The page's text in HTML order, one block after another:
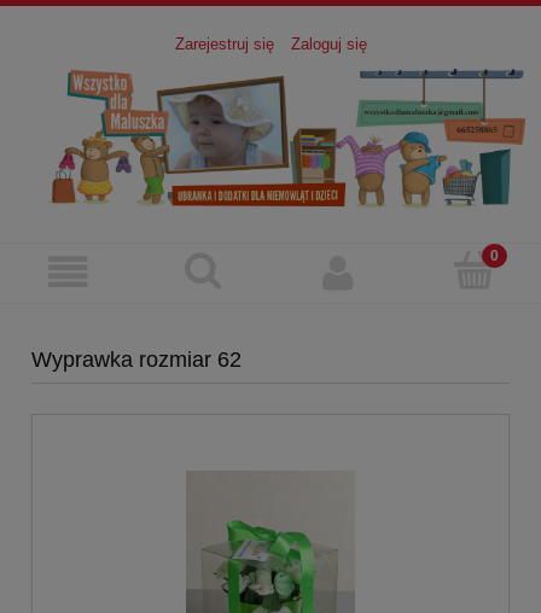
Zarejestruj się Zaloguj się
Wyprawka rozmiar 62